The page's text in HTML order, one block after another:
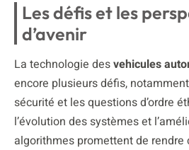
Les défis et les
d’avenir
La technologie desvehicules
encore plusieurs défis,
sécurité et les questions d’ordre
l’évolution des systèmes et
algorithmes promettent de rendre